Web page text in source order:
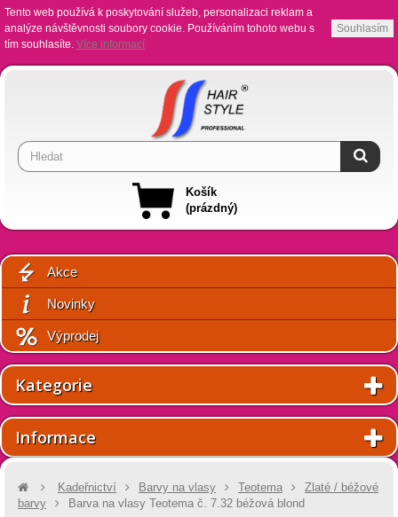
Tento web používá k poskytování služeb, personalizaci reklam a
analýze návštěvnosti soubory cookie. Používáním tohoto webu s
tím souhlasíte. Více informací
Souhlasím
Košík
(prázdný)
Akce
Novinky
Výprodej
Kategorie
Informace
Kadeřnictví Barvy na vlasy Teotema
Zlaté / béžové
barvy
Barva na vlasy Teotema č. 7.32 béžová blond